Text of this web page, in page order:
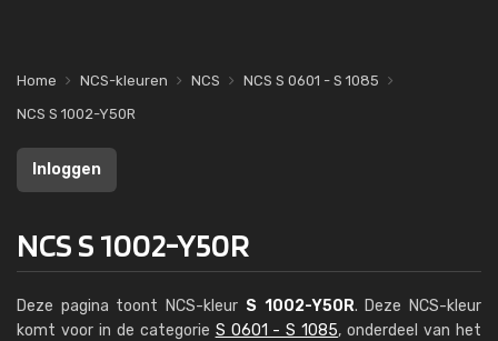
Home NCS-kleuren NCS
NCS S 0601 - S 1085
NCS S 1002-Y50R
Inloggen
NCS S 1002-Y50R
Deze pagina toont NCS-kleur S 1002-Y50R. Deze NCS-kleur
komt voor in de categorie S 0601 - S 1085, onderdeel van het